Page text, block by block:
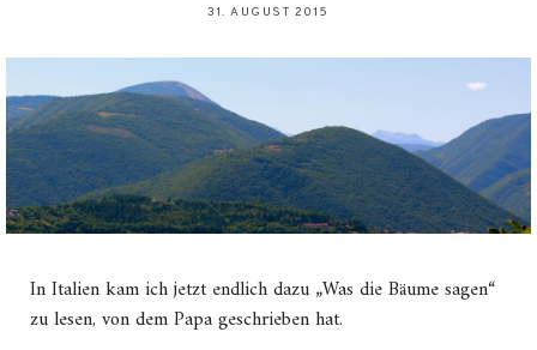
31. AUGUST 2015
In Italien kam ich jetzt endlich dazu „Was die Bäume sagen“
zu lesen, von dem Papa geschrieben hat.